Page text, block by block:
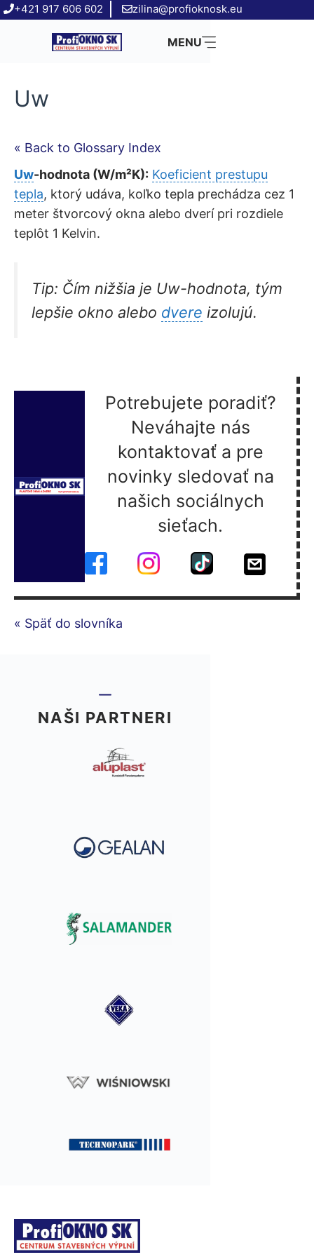
Preskočiť
+421 917 606 602 zilina@profioknosk.eu
MENU
Uw
« Back to Glossary Index
Uw-hodnota (W/m²K): Koeficient prestupu
tepla, ktorý udáva, koľko tepla prechádza cez 1
meter štvorcový okna alebo dverí pri rozdiele
teplôt 1 Kelvin.
Tip: Čím nižšia je Uw-hodnota, tým
lepšie okno alebo dvere izolujú.
Potrebujete poradiť?
Neváhajte nás
kontaktovať a pre
novinky sledovať na
našich sociálnych
sieťach.
« Späť do slovníka
NAŠI PARTNERI